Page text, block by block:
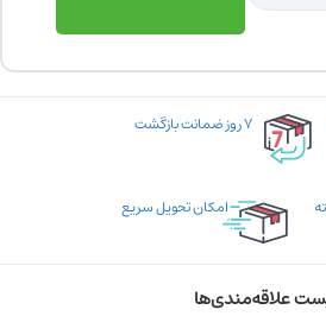
۷ روز ضمانت بازگشت
امکان تحویل سریع
علاقه‌مندی‌ها